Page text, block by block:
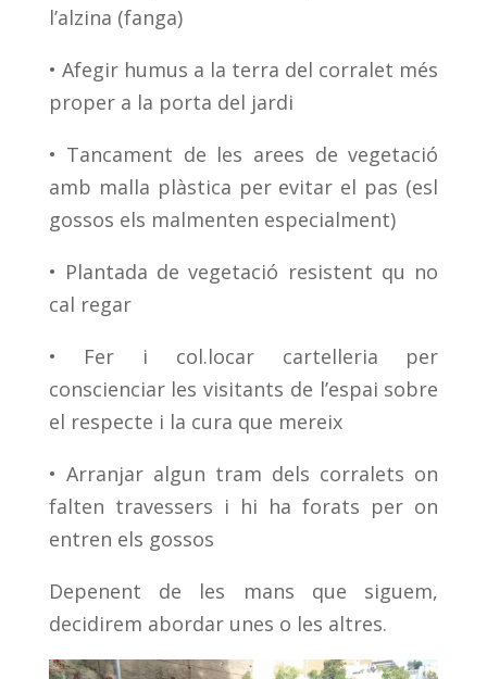
l’alzina (fanga)
• Afegir humus a la terra del corralet més
proper a la porta del jardi
• Tancament de les arees de vegetació
amb malla plàstica per evitar el pas (esl
gossos els malmenten especialment)
• Plantada de vegetació resistent qu no
cal regar
• Fer i col.locar cartelleria per
conscienciar les visitants de l’espai sobre
el respecte i la cura que mereix
• Arranjar algun tram dels corralets on
falten travessers i hi ha forats per on
entren els gossos
Depenent de les mans que siguem,
decidirem abordar unes o les altres.